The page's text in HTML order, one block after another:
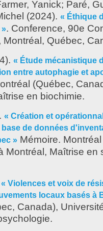
Yanick; Paré,
(2024). « Éthique
». Conference, 90e
Montréal, Québec,
« Étude mécanistique
entre autophagie et
(Québec,
en biochimie.
« Création et
de données
» Mémoire.
Montréal, Maîtrise en
« Violences et voix de
locaux basés à
Canada),